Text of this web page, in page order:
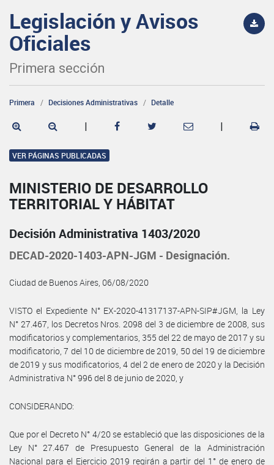
Legislación y Avisos
Oficiales
Primera sección
Primera Decisiones Administrativas Detalle
| |
VER PÁGINAS PUBLICADAS
MINISTERIO DE DESARROLLO
TERRITORIAL Y HÁBITAT
Decisión Administrativa 1403/2020
DECAD-2020-1403-APN-JGM - Designación.
Ciudad de Buenos Aires, 06/08/2020
VISTO el Expediente N° EX-2020-41317137-APN-SIP#JGM, la Ley
N° 27.467, los Decretos Nros. 2098 del 3 de diciembre de 2008, sus
modificatorios y complementarios, 355 del 22 de mayo de 2017 y su
modificatorio, 7 del 10 de diciembre de 2019, 50 del 19 de diciembre
de 2019 y sus modificatorios, 4 del 2 de enero de 2020 y la Decisión
Administrativa N° 996 del 8 de junio de 2020, y
CONSIDERANDO:
Que por el Decreto N° 4/20 se estableció que las disposiciones de la
Ley N° 27.467 de Presupuesto General de la Administración
Nacional para el Ejercicio 2019 regirán a partir del 1° de enero de